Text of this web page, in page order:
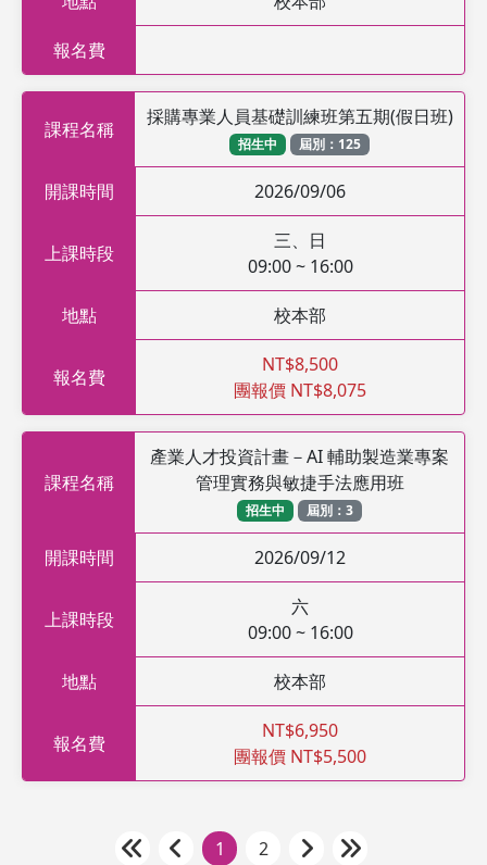
報名費
課程名稱
採購專業人員基礎訓練班第五期(假日班)
招生中 屆別：125
開課時間 2026/09/06
上課時段
三、日
09:00 ~ 16:00
地點 校本部
報名費
NT$8,500
團報價 NT$8,075
課程名稱
產業人才投資計畫－AI 輔助製造業專案
管理實務與敏捷手法應用班
招生中 屆別：3
開課時間 2026/09/12
上課時段
六
09:00 ~ 16:00
地點 校本部
報名費
NT$6,950
團報價 NT$5,500
1 2